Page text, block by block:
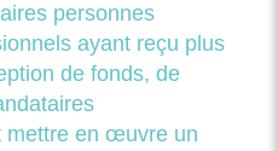
personnes
ayant reçu plus
de fonds, de
mettre en œuvre un